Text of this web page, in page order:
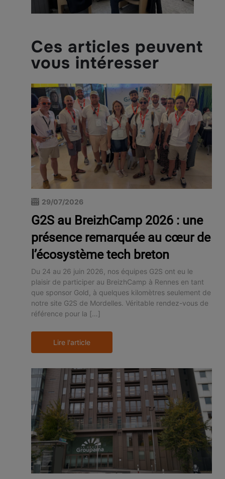
Ces articles peuvent
vous intéresser
29/07/2026
G2S au BreizhCamp 2026 : une
présence remarquée au cœur de
l’écosystème tech breton
Du 24 au 26 juin 2026, nos équipes G2S ont eu le
plaisir de participer au BreizhCamp à Rennes en tant
que sponsor Gold, à quelques kilomètres seulement de
notre site G2S de Mordelles. Véritable rendez-vous de
référence pour la […]
Lire l'article